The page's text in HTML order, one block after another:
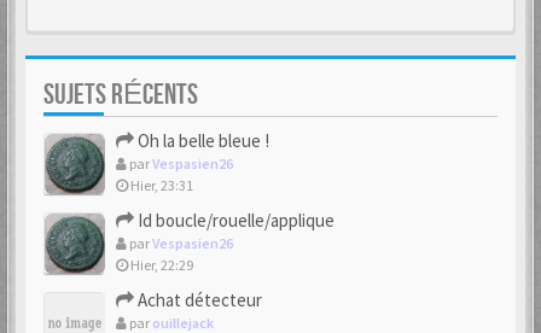
SUJETS RÉCENTS
Oh la belle bleue !
parVespasien26
Hier, 23:31
Id boucle/rouelle/applique
parVespasien26
Hier, 22:29
Achat détecteur
par ouillejack